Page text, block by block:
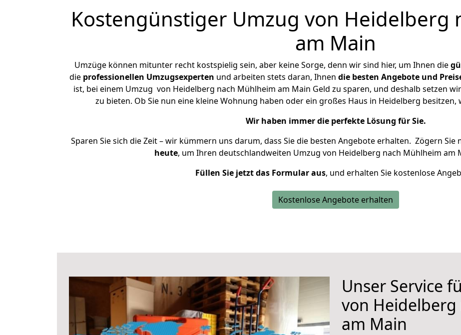
Kostengünstiger Umzug von Heidelberg
am Main
Umzüge können mitunter recht kostspielig sein, aber keine Sorge, denn wir sind hier, um Ihnen die
die professionellen Umzugsexperten und arbeiten stets daran, Ihnen die besten Angebote und
ist, bei einem Umzug von Heidelberg nach Mühlheim am Main Geld zu sparen, und deshalb setzen
zu bieten. Ob Sie nun eine kleine Wohnung haben oder ein großes Haus in Heidelberg
Wir haben immer die perfekte Lösung für Sie.
Sparen Sie sich die Zeit – wir kümmern uns darum, dass Sie die besten Angebote erhalten. Zögern Sie
heute, um Ihren deutschlandweiten Umzug von Heidelberg nach Mühlheim am
Füllen Sie jetzt das Formular aus, und erhalten Sie kostenlose
Kostenlose Angebote erhalten
Unser Service
von
am Main